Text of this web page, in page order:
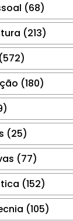
(68)
(213)
(180)
(25)
(77)
(152)
(105)